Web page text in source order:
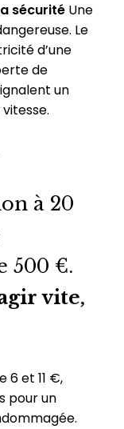
sécuritéUne
Le
d’une
de
un
à 20
500 €.
vite,
6 et 11 €,
pour un